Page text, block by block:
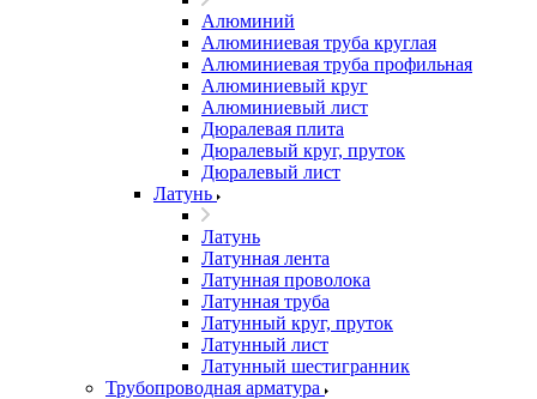
Алюминий
Алюминиевая труба круглая
Алюминиевая труба профильная
Алюминиевый круг
Алюминиевый лист
Дюралевая плита
Дюралевый круг, пруток
Дюралевый лист
Латунь
Латунь
Латунная лента
Латунная проволока
Латунная труба
Латунный круг, пруток
Латунный лист
Латунный шестигранник
Трубопроводная арматура